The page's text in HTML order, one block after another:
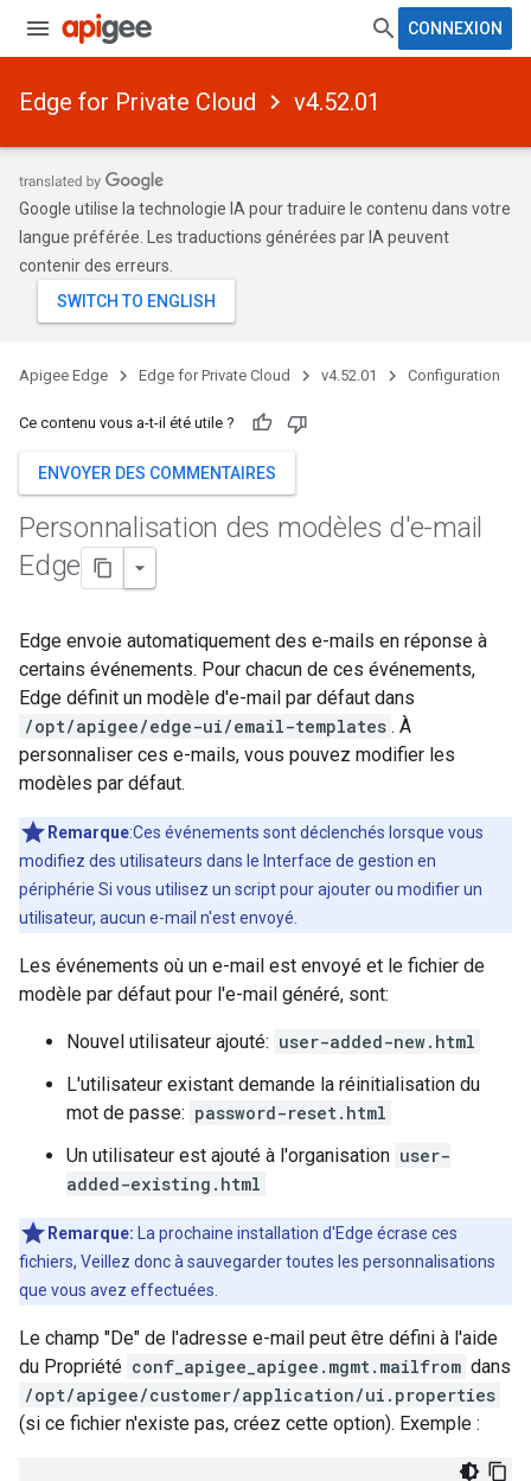
CONNEXION
Edge for Private Cloud v4.52.01
Google utilise la technologie IA pour traduire le contenu dans votre
langue préférée. Les traductions générées par IA peuvent
contenir des erreurs.
Apigee Edge Edge for Private Cloud v4.52.01 Configuration
Ce contenu vous a-t-il été utile ?
ENVOYER DES COMMENTAIRES
Personnalisation des modèles d'e-mail
Edge
Edge envoie automatiquement des e-mails en réponse à
certains événements. Pour chacun de ces événements,
Edge définit un modèle d'e-mail par défaut dans
/opt/apigee/edge-ui/email-templates . À
personnaliser ces e-mails, vous pouvez modifier les
modèles par défaut.
Remarque:Ces événements sont déclenchés lorsque vous
modifiez des utilisateurs dans le Interface de gestion en
périphérie Si vous utilisez un script pour ajouter ou modifier un
utilisateur, aucun e-mail n'est envoyé.
Les événements où un e-mail est envoyé et le fichier de
modèle par défaut pour l'e-mail généré, sont:
Nouvel utilisateur ajouté: user-added-new.html
L'utilisateur existant demande la réinitialisation du
mot de passe: password-reset.html
Un utilisateur est ajouté à l'organisation user-
added-existing.html
Remarque: La prochaine installation d'Edge écrase ces
fichiers, Veillez donc à sauvegarder toutes les personnalisations
que vous avez effectuées.
Le champ "De" de l'adresse e-mail peut être défini à l'aide
du Propriété conf_apigee_apigee.mgmt.mailfrom dans
/opt/apigee/customer/application/ui.properties
(si ce fichier n'existe pas, créez cette option). Exemple :